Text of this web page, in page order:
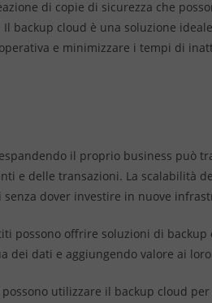
di copie di sicurezza che
backup cloud è una soluzione
e minimizzare i tempi di
il proprio business può
e delle transazioni. La scalabilità
dover investire in nuove
possono offrire soluzioni di backup
dei dati e aggiungendo valore ai
utilizzare il backup cloud